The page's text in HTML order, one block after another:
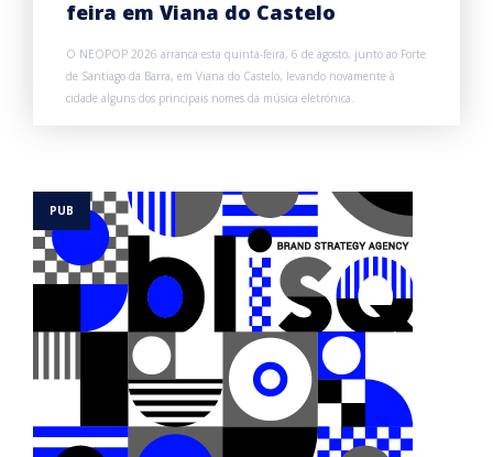
feira em Viana do Castelo
O NEOPOP 2026 arranca esta quinta-feira, 6 de agosto, junto ao Forte
de Santiago da Barra, em Viana do Castelo, levando novamente à
cidade alguns dos principais nomes da música eletrónica.